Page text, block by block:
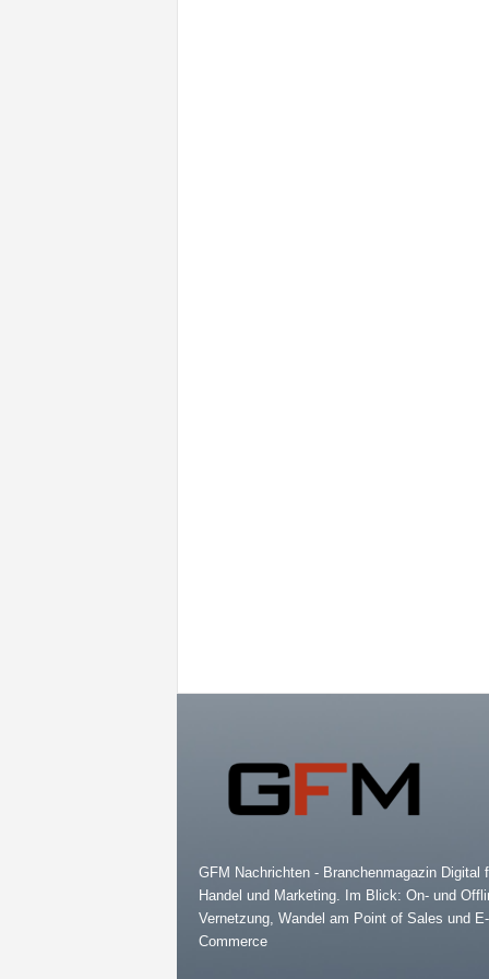
GFM Nachrichten - Branchenmagazin Digital
Handel und Marketing. Im Blick: On- und
Vernetzung, Wandel am Point of Sales und E-
Commerce